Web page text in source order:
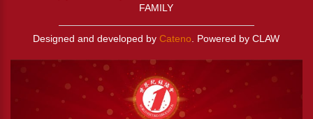
FAMILY
Designed and developed byCateno . Powered by CLAW